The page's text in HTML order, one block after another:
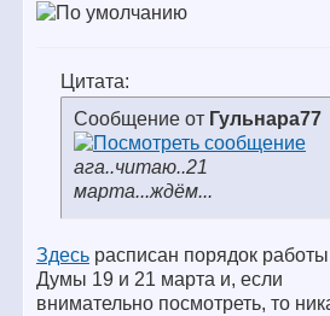
Цитата:
Сообщение от Гульнара77
ага..читаю..21
марта...ждём...
Здесь расписан порядок работы
Думы 19 и 21 марта и, если
внимательно посмотреть, то